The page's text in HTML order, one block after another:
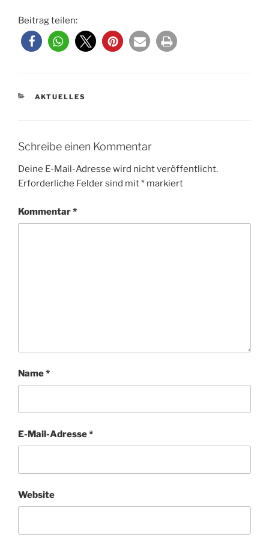
Beitrag teilen:
KATEGORIEN
AKTUELLES
Schreibe einen Kommentar
Deine E-Mail-Adresse wird nicht veröffentlicht.
Erforderliche Felder sind mit* markiert
Kommentar*
Name*
E-Mail-Adresse*
Website